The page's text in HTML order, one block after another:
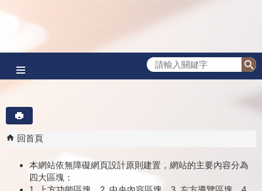
回首頁
本網站依無障礙網頁設計原則建置，網站的主要內容分為
四大區塊：